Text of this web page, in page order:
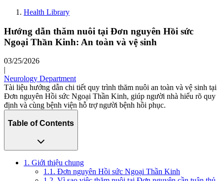
Health Library
Hướng dẫn thăm nuôi tại Đơn nguyên Hồi sức
Ngoại Thần Kinh: An toàn và vệ sinh
03/25/2026
|
Neurology Department
Tài liệu hướng dẫn chi tiết quy trình thăm nuôi an toàn và vệ sinh tại
Đơn nguyên Hồi sức Ngoại Thần Kinh, giúp người nhà hiểu rõ quy
định và cùng bệnh viện hỗ trợ người bệnh hồi phục.
Table of Contents
1. Giới thiệu chung
1.1. Đơn nguyên Hồi sức Ngoại Thần Kinh